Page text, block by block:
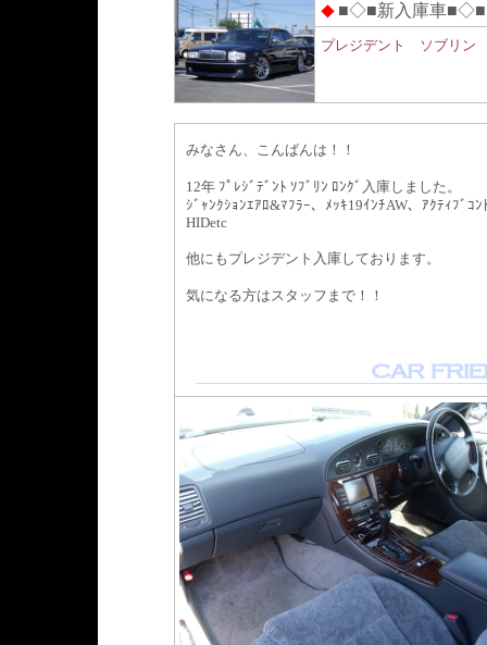
◆ ■◇■新入庫車
プレジデント ソブリン
みなさん、こんばんは！！
12年 ﾌﾟﾚｼﾞﾃﾞﾝﾄ ｿﾌﾞﾘﾝ ﾛﾝｸﾞ入庫しました。
ｼﾞｬﾝｸｼｮﾝｴｱﾛ&ﾏﾌﾗｰ、ﾒｯｷ19ｲﾝﾁAW、ｱｸﾃｨﾌﾞｺﾝ
HIDetc
他にもプレジデント入庫しております。
気になる方はスタッフまで！！